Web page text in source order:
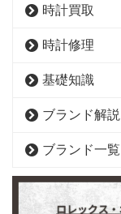
時計買取
時計修理
基礎知識
ブランド解説
ブランド一覧